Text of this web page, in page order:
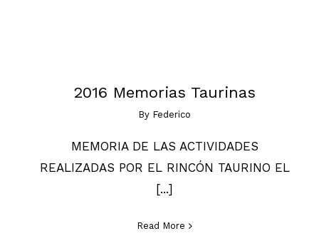
2016 Memorias Taurinas
By Federico
MEMORIA DE LAS ACTIVIDADES
REALIZADAS POR EL RINCÓN TAURINO EL
[...]
Read More